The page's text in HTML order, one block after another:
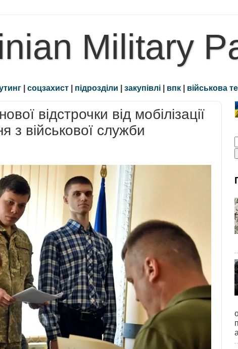
Military
| соцзахист | підрозділи | закупівлі | впк | військова
відстрочки від мобілізації
з військової служби